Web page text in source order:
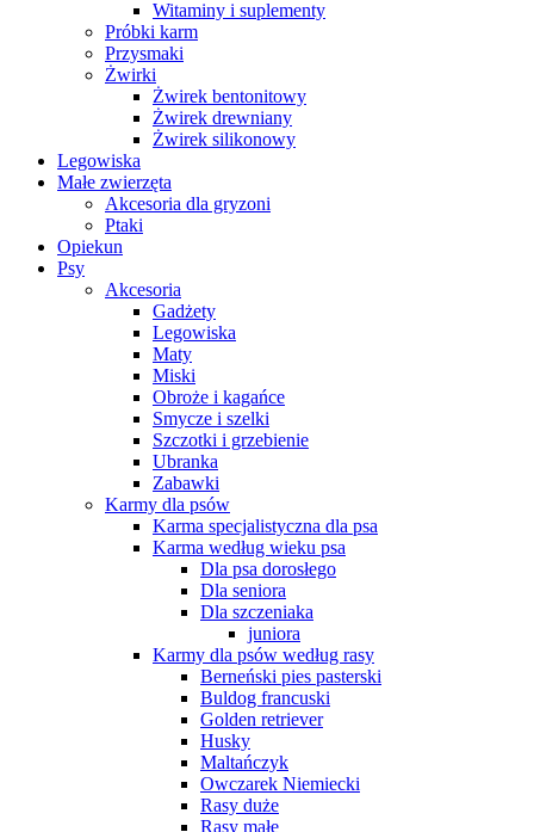
Witaminy i suplementy
Próbki karm
Przysmaki
Żwirki
Żwirek bentonitowy
Żwirek drewniany
Żwirek silikonowy
Legowiska
Małe zwierzęta
Akcesoria dla gryzoni
Ptaki
Opiekun
Psy
Akcesoria
Gadżety
Legowiska
Maty
Miski
Obroże i kagańce
Smycze i szelki
Szczotki i grzebienie
Ubranka
Zabawki
Karmy dla psów
Karma specjalistyczna dla psa
Karma według wieku psa
Dla psa dorosłego
Dla seniora
Dla szczeniaka
juniora
Karmy dla psów według rasy
Berneński pies pasterski
Buldog francuski
Golden retriever
Husky
Maltańczyk
Owczarek Niemiecki
Rasy duże
Rasy małe